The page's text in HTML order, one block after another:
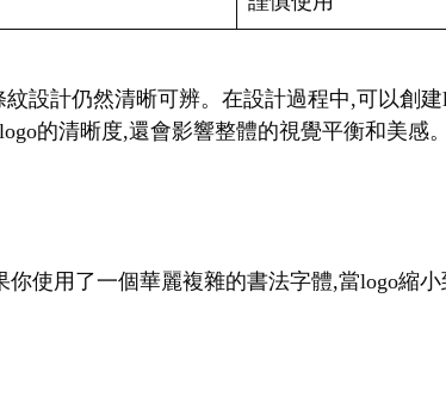
設計仍然清晰可辨。在設計過程中,可以創
的清晰度,還會影響整體的視覺平衡和美感
使用了一個華麗複雜的書法字體,當logo縮